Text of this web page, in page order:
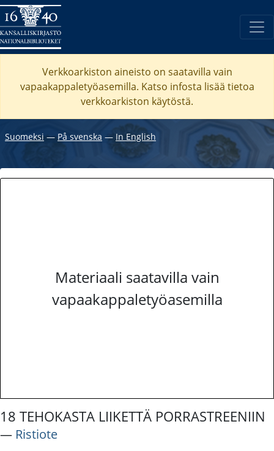
Verkkoarkiston aineisto on saatavilla vain
vapaakappaletyöasemilla. Katso infosta lisää tietoa
verkkoarkiston käytöstä.
Suomeksi ― På svenska ― In English
Materiaali saatavilla vain
vapaakappaletyöasemilla
18 TEHOKASTA LIIKETTÄ PORRASTREENIIN
― Ristiote